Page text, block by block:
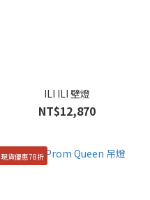
ILI ILI 壁燈
NT$12,870
現貨優惠78折